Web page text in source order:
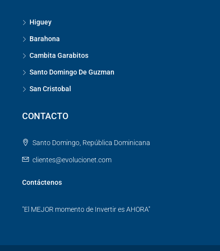
Higuey
Barahona
Cambita Garabitos
Santo Domingo De Guzman
San Cristobal
CONTACTO
Santo Domingo, República Dominicana
clientes@evolucionet.com
Contáctenos
"El MEJOR momento de Invertir es AHORA"